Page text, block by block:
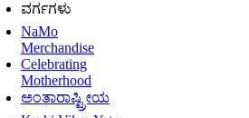
ವರ್ಗಗಳು
NaMo
Merchandise
Celebrating
Motherhood
ಅಂತಾರಾಷ್ಟ್ರೀಯ